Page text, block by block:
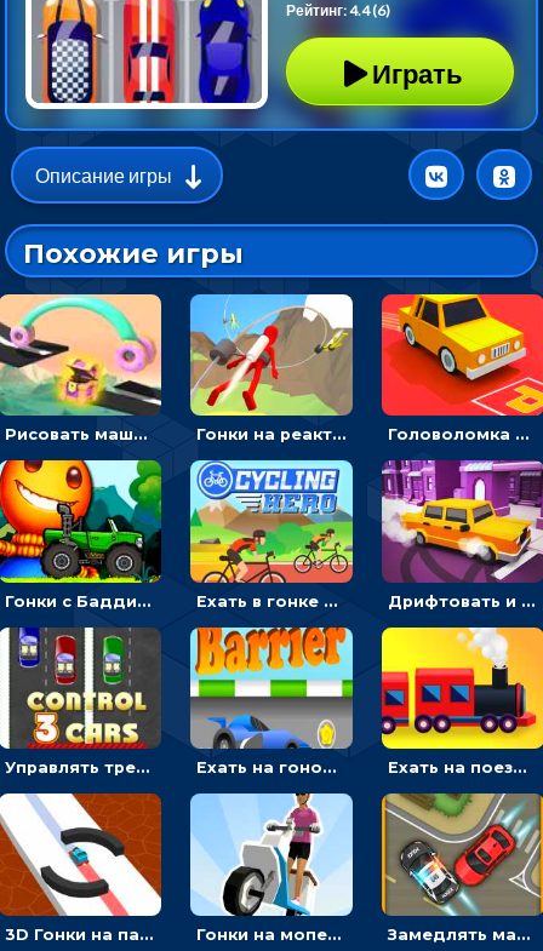
Рейтинг: 4.4 (6)
Играть
Описание игры
Похожие игры
Рисовать машину и выигрывать гонку - для мальчиков Гонки на реактивном ранце: избегать преград, чтобы лететь к финишу Головоломка Парк-стоянка: рисовать линии, чтобы парковать машины
Гонки с Бадди: ехать на джипе и собирать монеты Ехать в гонке на велосипедах через трамплины к финишу на скорость - спортивные Дрифтовать и парковаться на городской трассе - гонки
Управлять тремя машинками в разных рядах на трассе - гонки Ехать на гоночной машине, чтобы обходить преграды и собирать звезды - для мальчиков Ехать на поезде, через препятствия и собирать пассажиров - для мальчиков
3D Гонки на паровозике: ехать по линии или обходить преграды Гонки на мопеде с курьером: менять полосы движения, чтобы собирать деньги Замедлять машины, чтобы избегать аварии - городские гонки